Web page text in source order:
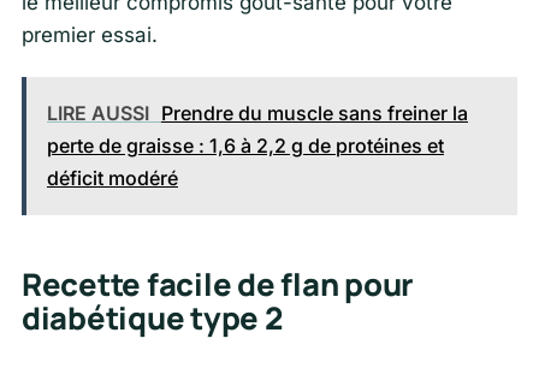
premier essai.
LIRE AUSSI Prendre du muscle sans freiner la
perte de graisse : 1,6 à 2,2 g de protéines et
déficit modéré
Recette facile de flan pour
diabétique type 2